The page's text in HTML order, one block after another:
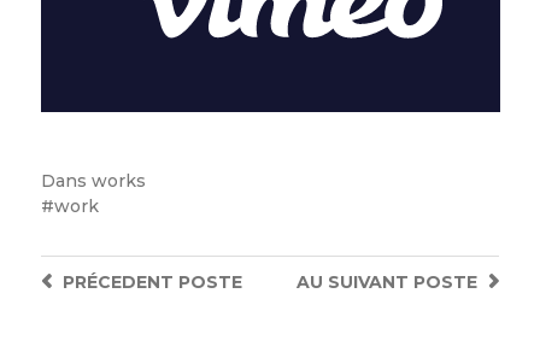
Dans works
work
AU SUIVANT POSTE
PRÉCEDENT POSTE